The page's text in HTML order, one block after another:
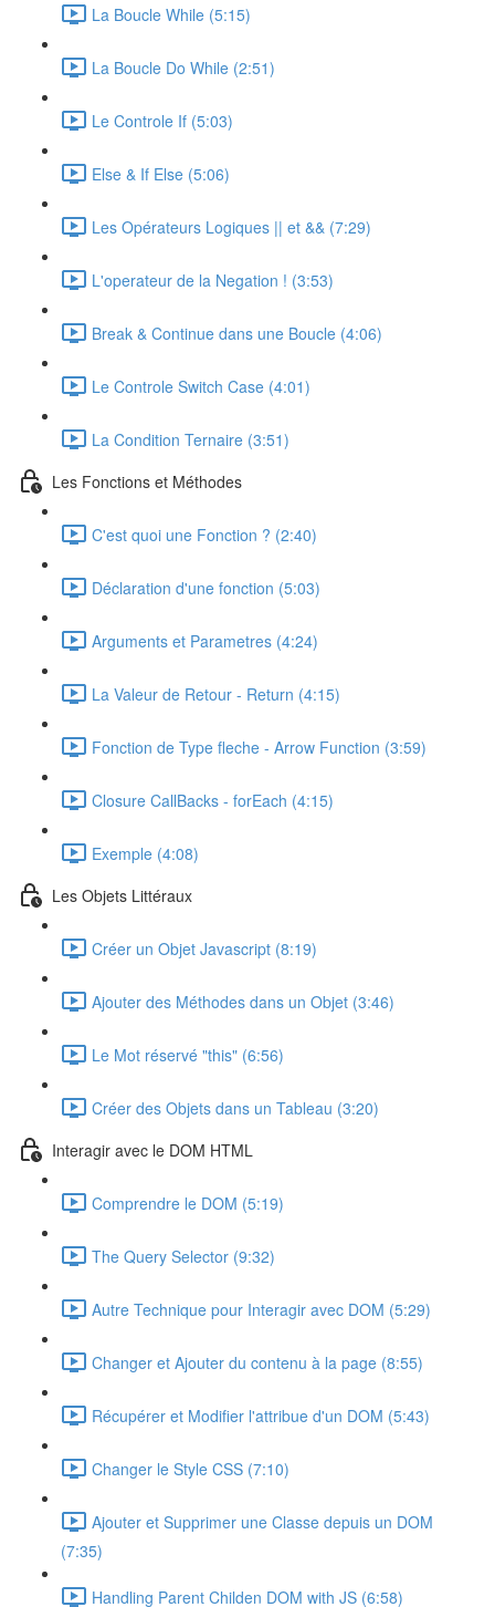
La Boucle While (5:15)
La Boucle Do While (2:51)
Le Controle If (5:03)
Else & If Else (5:06)
Les Opérateurs Logiques || et && (7:29)
L'operateur de la Negation ! (3:53)
Break & Continue dans une Boucle (4:06)
Le Controle Switch Case (4:01)
La Condition Ternaire (3:51)
Les Fonctions et Méthodes
C'est quoi une Fonction ? (2:40)
Déclaration d'une fonction (5:03)
Arguments et Parametres (4:24)
La Valeur de Retour - Return (4:15)
Fonction de Type fleche - Arrow Function (3:59)
Closure CallBacks - forEach (4:15)
Exemple (4:08)
Les Objets Littéraux
Créer un Objet Javascript (8:19)
Ajouter des Méthodes dans un Objet (3:46)
Le Mot réservé "this" (6:56)
Créer des Objets dans un Tableau (3:20)
Interagir avec le DOM HTML
Comprendre le DOM (5:19)
The Query Selector (9:32)
Autre Technique pour Interagir avec DOM (5:29)
Changer et Ajouter du contenu à la page (8:55)
Récupérer et Modifier l'attribue d'un DOM (5:43)
Changer le Style CSS (7:10)
Ajouter et Supprimer une Classe depuis un DOM
(7:35)
Handling Parent Childen DOM with JS (6:58)